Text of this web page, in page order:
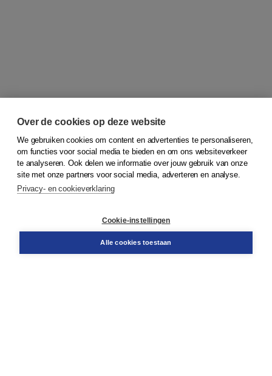
© 2026Koninklijke Boom uitgevers
Bestellen
Over de cookies op deze website
We gebruiken cookies om content en advertenties te personaliseren,
om functies voor social media te bieden en om ons websiteverkeer
te analyseren. Ook delen we informatie over jouw gebruik van onze
site met onze partners voor social media, adverteren en analyse.
Privacy- en cookieverklaring
Cookie-instellingen
Alle cookies toestaan